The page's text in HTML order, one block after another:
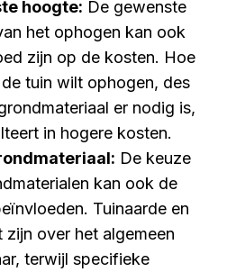
hoogte: De gewenste
het ophogen kan ook
zijn op de kosten. Hoe
tuin wilt ophogen, des
er nodig is,
in hogere kosten.
De keuze
kan ook de
Tuinaarde en
zijn over het algemeen
terwijl specifieke